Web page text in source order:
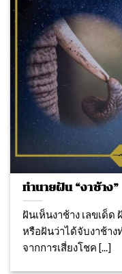
ทำนายฝัน “งาช้าง”
ฝันเห็นงาช้าง เลขเด็ด
หรือฝันว่าได้จับงาช้า
จากการเสี่ยงโชค [...]